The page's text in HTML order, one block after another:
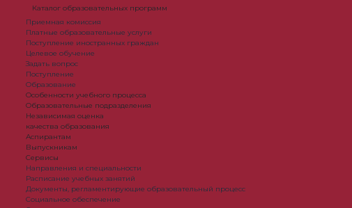
Каталог образовательных программ
Приемная комиссия
Платные образовательные услуги
Поступление иностранных граждан
Целевое обучение
Задать вопрос
Поступление
Образование
Особенности учебного процесса
Образовательные подразделения
Независимая оценка
качества образования
Аспирантам
Выпускникам
Сервисы
Направления и специальности
Расписание учебных занятий
Документы, регламентирующие образовательный процесс
Социальное обеспечение